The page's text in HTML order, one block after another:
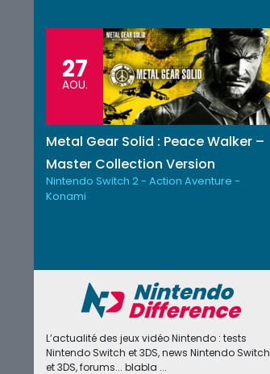
27
AOU.
Metal Gear Solid : Peace Walker –
Master Collection Version
Nintendo Switch 2 - Action Aventure -
Konami
L’actualité des jeux vidéo Nintendo : tests
Nintendo Switch et 3DS, news Nintendo Switch
et 3DS, forums... blabla ...